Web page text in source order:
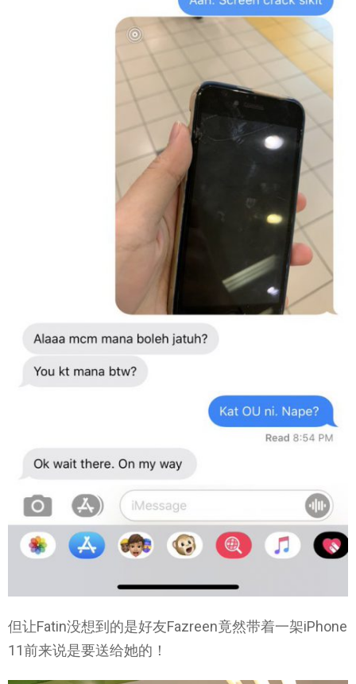
但让Fatin没想到的是好友Fazreen竟然带着一架iPhone
11前来说是要送给她的！